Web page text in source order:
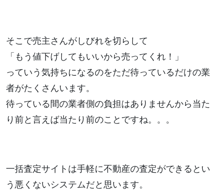
そこで売主さんがしびれを切らして
「もう値下げしてもいいから売ってくれ！」
っていう気持ちになるのをただ待っているだけの業
者がたくさんいます。
待っている間の業者側の負担はありませんから当た
り前と言えば当たり前のことですね。。。
一括査定サイトは手軽に不動産の査定ができるとい
う悪くないシステムだと思います。